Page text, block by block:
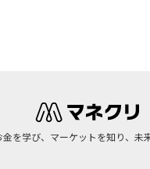
金を学び、マーケットを知り、未